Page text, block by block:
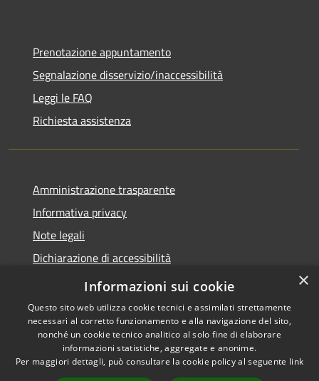
Prenotazione appuntamento
Segnalazione disservizio/inaccessibilità
Leggi le FAQ
Richiesta assistenza
Amministrazione trasparente
Informativa privacy
Note legali
Dichiarazione di accessibilità
Dichiarazione di accessibilità APP Municipium
Accessibilità
Copyright © 2026 • Comune di
Besana in Brianza • Powered
×
Informazioni sui cookie
Questo sito web utilizza cookie tecnici e assimilati strettamente
necessari al corretto funzionamento e alla navigazione del sito,
nonché un cookie tecnico analitico al solo fine di elaborare
informazioni statistiche, aggregate e anonime.
Per maggiori dettagli, può consultare la cookie policy al seguente link